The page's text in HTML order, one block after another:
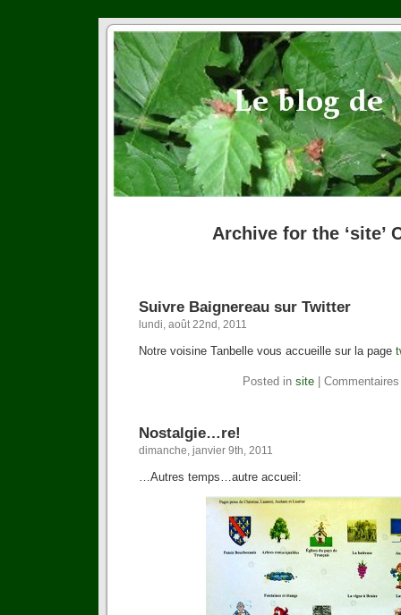
Archive for the ‘site’
Suivre Baignereau sur Twitter
lundi, août 22nd, 2011
Notre voisine Tanbelle vous accueille sur la page
Posted in site|
Nostalgie…re!
dimanche, janvier 9th, 2011
…Autres temps…autre accueil: